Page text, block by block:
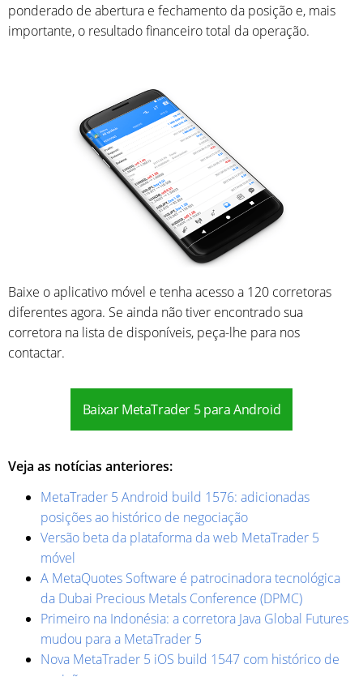
ponderado de abertura e fechamento da posição e, mais
importante, o resultado financeiro total da operação.
Baixe o aplicativo móvel e tenha acesso a 120 corretoras
diferentes agora. Se ainda não tiver encontrado sua
corretora na lista de disponíveis, peça-lhe para nos
contactar.
Baixar MetaTrader 5 para Android
Veja as notícias anteriores:
MetaTrader 5 Android build 1576: adicionadas
posições ao histórico de negociação
Versão beta da plataforma da web MetaTrader 5
móvel
A MetaQuotes Software é patrocinadora tecnológica
da Dubai Precious Metals Conference (DPMC)
Primeiro na Indonésia: a corretora Java Global Futures
mudou para a MetaTrader 5
Nova MetaTrader 5 iOS build 1547 com histórico de